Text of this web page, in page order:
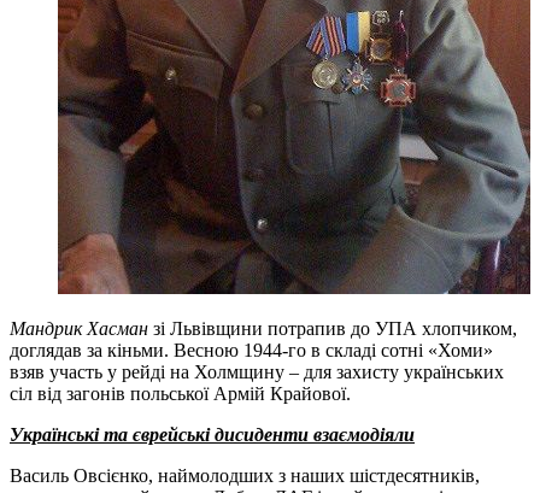
Мандрик Хасман зі Львівщини потрапив до УПА хлопчиком,
доглядав за кіньми. Весною 1944-го в складі сотні «Хоми»
взяв участь у рейді на Холмщину – для захисту українських
сіл від загонів польської Армій Крайової.
Українські та єврейські дисиденти взаємодіяли
Василь Овсієнко, наймолодших з наших шістдесятників,